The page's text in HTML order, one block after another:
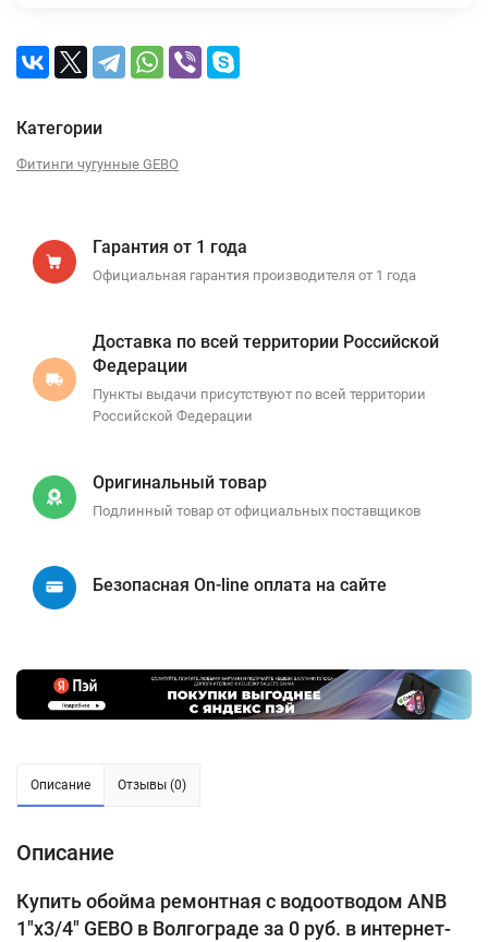
Категории
Фитинги чугунные GEBO
Гарантия от 1 года
Официальная гарантия производителя от 1 года
Доставка по всей территории Российской
Федерации
Пункты выдачи присутствуют по всей территории
Российской Федерации
Оригинальный товар
Подлинный товар от официальных поставщиков
Безопасная On-line оплата на сайте
Описание Отзывы (0)
Описание
Купить обойма ремонтная с водоотводом ANB
1"x3/4" GEBO в Волгограде за 0 руб. в интернет-